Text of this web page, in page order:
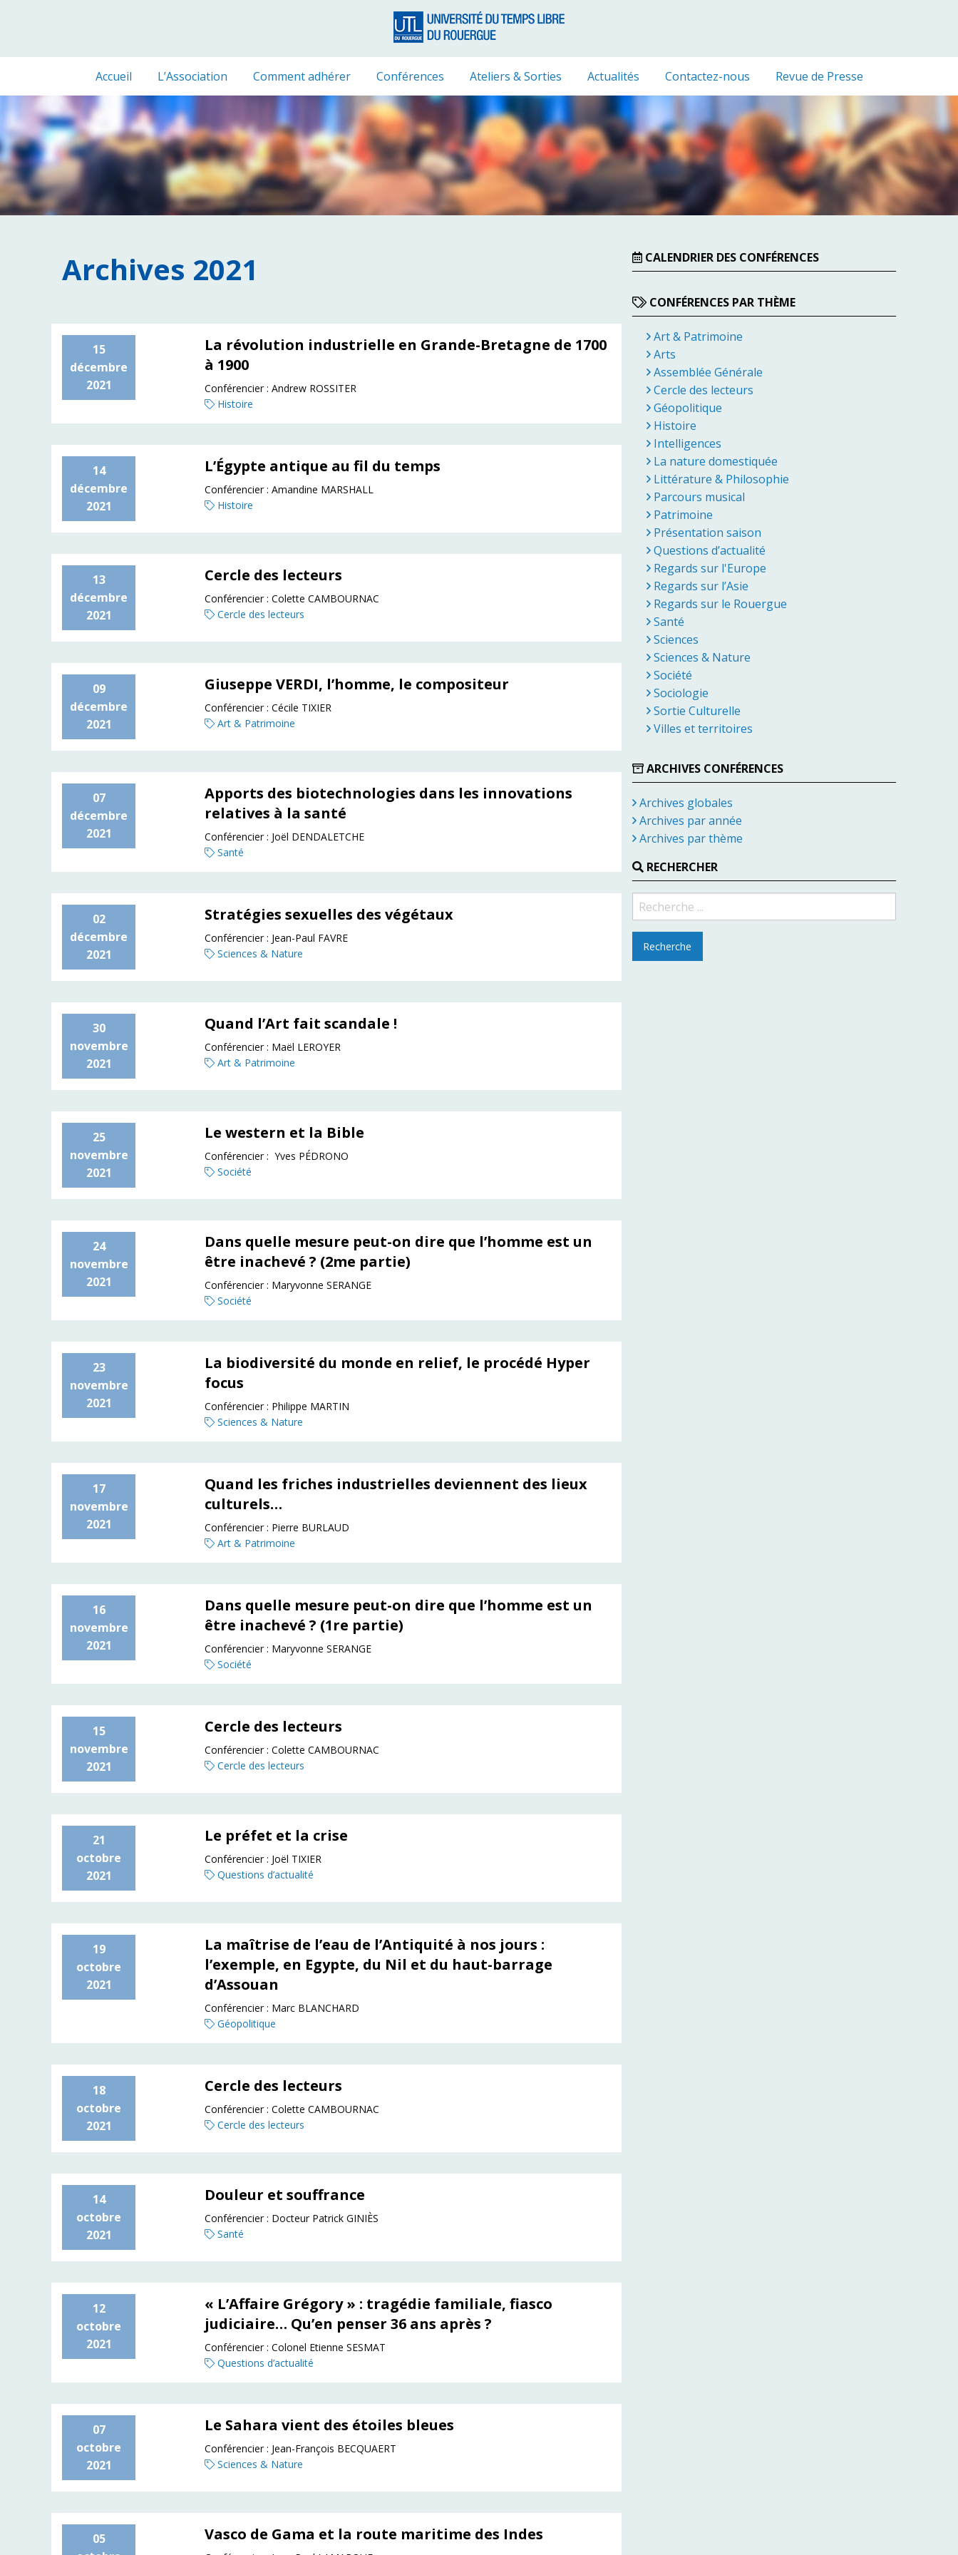
Accueil L’Association Comment adhérer Conférences Ateliers & Sorties Actualités Contactez-nous Revue de Presse
Archives 2021
15
décembre
2021
La révolution industrielle en Grande-Bretagne de 1700
à 1900
Conférencier : Andrew ROSSITER
Histoire
14
décembre
2021
L’Égypte antique au fil du temps
Conférencier : Amandine MARSHALL
Histoire
13
décembre
2021
Cercle des lecteurs
Conférencier : Colette CAMBOURNAC
Cercle des lecteurs
09
décembre
2021
Giuseppe VERDI, l’homme, le compositeur
Conférencier : Cécile TIXIER
Art & Patrimoine
07
décembre
2021
Apports des biotechnologies dans les innovations
relatives à la santé
Conférencier : Joël DENDALETCHE
Santé
02
décembre
2021
Stratégies sexuelles des végétaux
Conférencier : Jean-Paul FAVRE
Sciences & Nature
30
novembre
2021
Quand l’Art fait scandale !
Conférencier : Maël LEROYER
Art & Patrimoine
25
novembre
2021
Le western et la Bible
Conférencier : Yves PÉDRONO
Société
24
novembre
2021
Dans quelle mesure peut-on dire que l’homme est un
être inachevé ? (2me partie)
Conférencier : Maryvonne SERANGE
Société
23
novembre
2021
La biodiversité du monde en relief, le procédé Hyper
focus
Conférencier : Philippe MARTIN
Sciences & Nature
17
novembre
2021
Quand les friches industrielles deviennent des lieux
culturels…
Conférencier : Pierre BURLAUD
Art & Patrimoine
16
novembre
2021
Dans quelle mesure peut-on dire que l’homme est un
être inachevé ? (1re partie)
Conférencier : Maryvonne SERANGE
Société
15
novembre
2021
Cercle des lecteurs
Conférencier : Colette CAMBOURNAC
Cercle des lecteurs
21
octobre
2021
Le préfet et la crise
Conférencier : Joël TIXIER
Questions d’actualité
19
octobre
2021
La maîtrise de l’eau de l’Antiquité à nos jours :
l’exemple, en Egypte, du Nil et du haut-barrage
d’Assouan
Conférencier : Marc BLANCHARD
Géopolitique
18
octobre
2021
Cercle des lecteurs
Conférencier : Colette CAMBOURNAC
Cercle des lecteurs
14
octobre
2021
Douleur et souffrance
Conférencier : Docteur Patrick GINIÈS
Santé
12
octobre
2021
« L’Affaire Grégory » : tragédie familiale, fiasco
judiciaire… Qu’en penser 36 ans après ?
Conférencier : Colonel Etienne SESMAT
Questions d’actualité
07
octobre
2021
Le Sahara vient des étoiles bleues
Conférencier : Jean-François BECQUAERT
Sciences & Nature
05
Vasco de Gama et la route maritime des Indes
CALENDRIER DES CONFÉRENCES
CONFÉRENCES PAR THÈME
Art & Patrimoine
Arts
Assemblée Générale
Cercle des lecteurs
Géopolitique
Histoire
Intelligences
La nature domestiquée
Littérature & Philosophie
Parcours musical
Patrimoine
Présentation saison
Questions d’actualité
Regards sur l'Europe
Regards sur l’Asie
Regards sur le Rouergue
Santé
Sciences
Sciences & Nature
Société
Sociologie
Sortie Culturelle
Villes et territoires
ARCHIVES CONFÉRENCES
Archives globales
Archives par année
Archives par thème
RECHERCHER